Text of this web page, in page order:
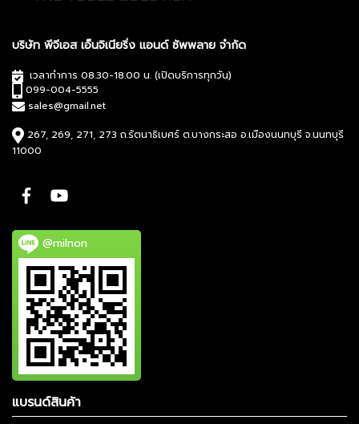
บริษัท พีจีเอส เอ็นจิเนียริ่ง แอนด์ ซัพพลาย จำกัด
เวลาทำการ 08.30-18.00 น. (เปิดบริการทุกวัน)
099-004-5555
sales@gmail.net
267, 269, 271, 273 ถ.รัตนาธิเบศร์ ต.บางกระสอ อ.เมืองนนทบุรี จ.นนทบุรี
11000
@milnon
แบรนด์สินค้า